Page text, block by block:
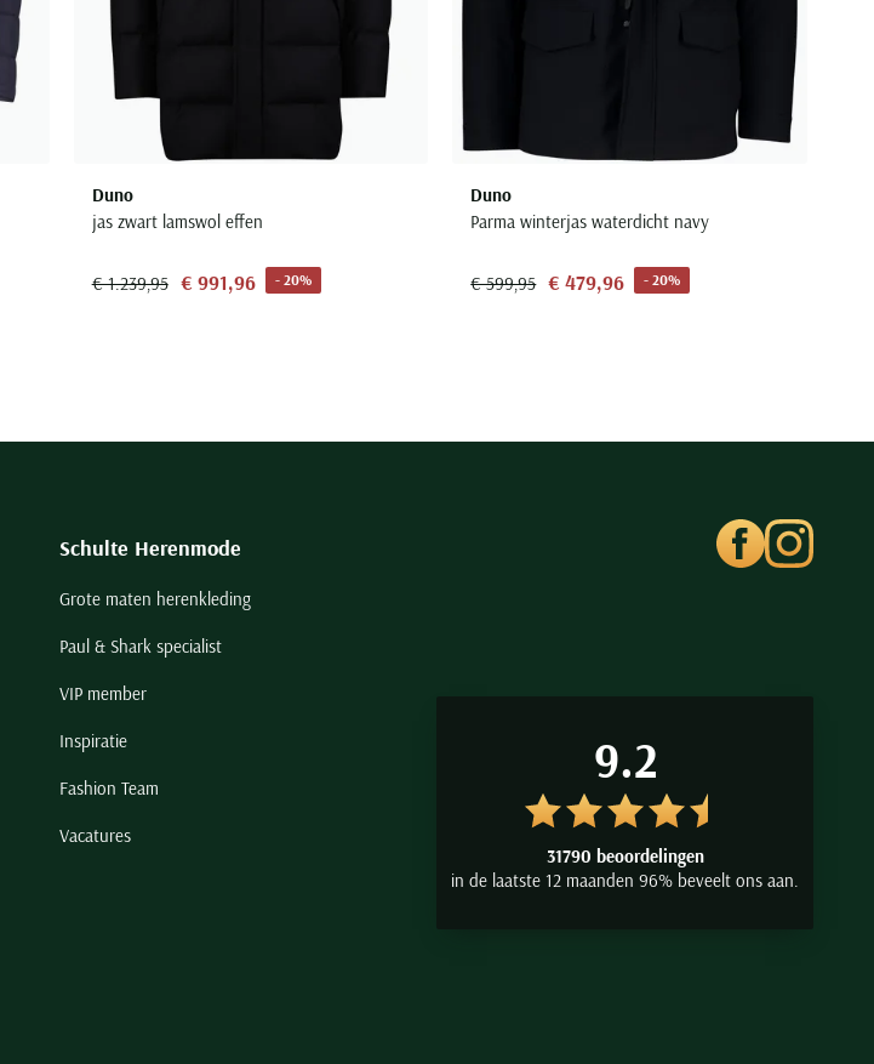
Duno
jas zwart lamswol effen
€ 1.239,95 € 991,96 - 20%
Duno
Parma winterjas waterdicht navy
€ 599,95 € 479,96 - 20%
Schulte Herenmode
Grote maten herenkleding
Paul & Shark specialist
VIP member
Inspiratie
Fashion Team
Vacatures
9.2
31790 beoordelingen
in de laatste 12 maanden 96% beveelt ons aan.